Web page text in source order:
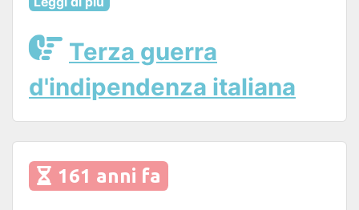
Terza guerra
d'indipendenza italiana
161 anni fa